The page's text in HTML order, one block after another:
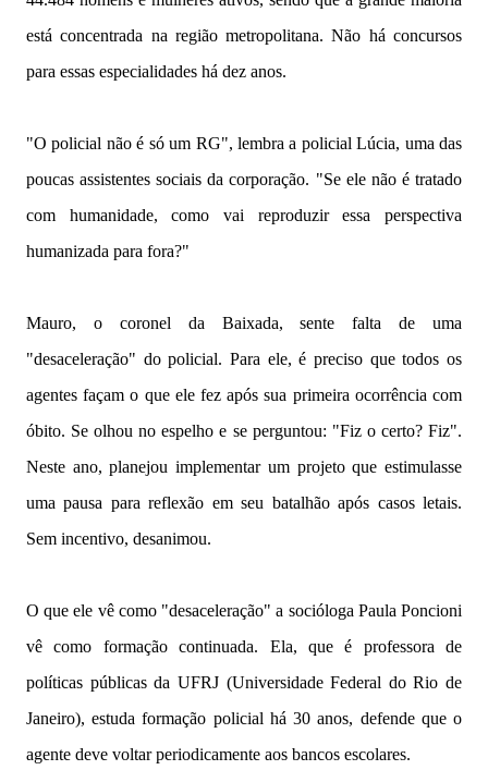
está concentrada na região metropolitana. Não há concursos
para essas especialidades há dez anos.
"O policial não é só um RG", lembra a policial Lúcia, uma das
poucas assistentes sociais da corporação. "Se ele não é tratado
com humanidade, como vai reproduzir essa perspectiva
humanizada para fora?"
Mauro, o coronel da Baixada, sente falta de uma
"desaceleração" do policial. Para ele, é preciso que todos os
agentes façam o que ele fez após sua primeira ocorrência com
óbito. Se olhou no espelho e se perguntou: "Fiz o certo? Fiz".
Neste ano, planejou implementar um projeto que estimulasse
uma pausa para reflexão em seu batalhão após casos letais.
Sem incentivo, desanimou.
O que ele vê como "desaceleração" a socióloga Paula Poncioni
vê como formação continuada. Ela, que é professora de
políticas públicas da UFRJ (Universidade Federal do Rio de
Janeiro), estuda formação policial há 30 anos, defende que o
agente deve voltar periodicamente aos bancos escolares.